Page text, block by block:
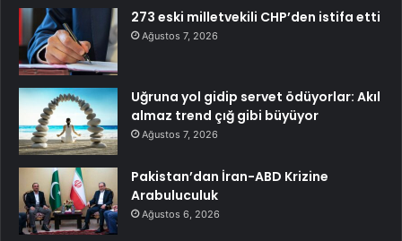
273 eski milletvekili CHP’den istifa etti
Ağustos 7, 2026
Uğruna yol gidip servet ödüyorlar: Akıl
almaz trend çığ gibi büyüyor
Ağustos 7, 2026
Pakistan’dan İran-ABD Krizine
Arabuluculuk
Ağustos 6, 2026